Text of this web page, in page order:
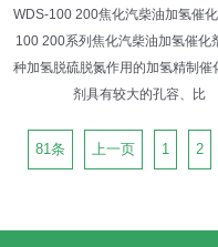
WDS-100 200焦化汽柴油加氢催
100 200系列焦化汽柴油加氢催化
种加氢脱硫脱氮作用的加氢精制催
剂具有较大的孔容、比
81条 上一页 1 2